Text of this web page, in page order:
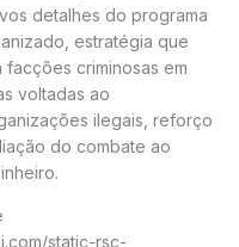
detalhes do programa
estratégia que
criminosas em
voltadas ao
ilegais, reforço
do combate ao